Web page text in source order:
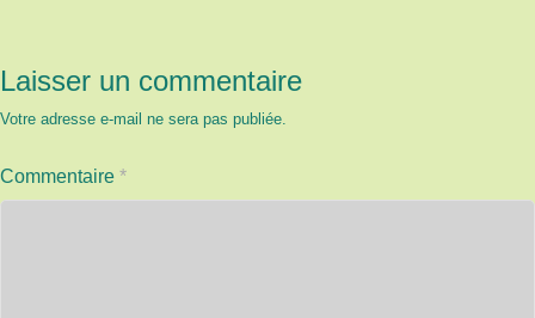
Laisser un commentaire
Votre adresse e-mail ne sera pas publiée.
Commentaire *